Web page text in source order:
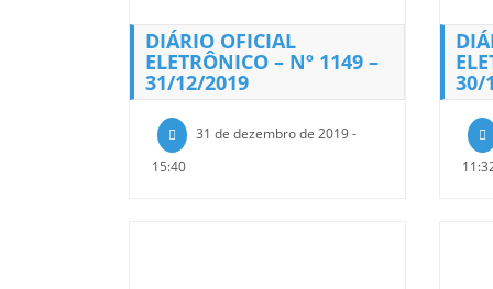
DIÁRIO OFICIAL
ELETRÔNICO – Nº 1149 –
31/12/2019
31 de dezembro de 2019 -
15:40
30/